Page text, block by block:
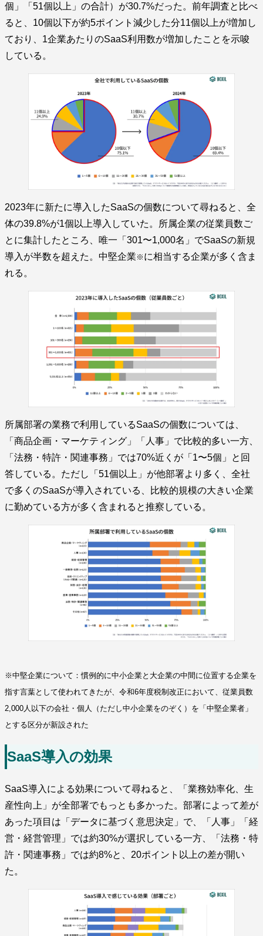
個」「51個以上」の合計）が30.7%だった。前年調査と比べ
ると、10個以下が約5ポイント減少した分11個以上が増加し
ており、1企業あたりのSaaS利用数が増加したことを示唆
している。
2023年に新たに導入したSaaSの個数について尋ねると、全
体の39.8%が1個以上導入していた。所属企業の従業員数ご
とに集計したところ、唯一「301〜1,000名」でSaaSの新規
導入が半数を超えた。中堅企業 ※ に相当する企業が多く含ま
れる。
所属部署の業務で利用しているSaaSの個数については、
「商品企画・マーケティング」「人事」で比較的多い一方、
「法務・特許・関連事務」では70%近くが「1〜5個」と回
答している。ただし「51個以上」が他部署より多く、全社
で多くのSaaSが導入されている、比較的規模の大きい企業
に勤めている方が多く含まれると推察している。
※中堅企業について：慣例的に中小企業と大企業の中間に位置する企業を
指す言葉として使われてきたが、令和6年度税制改正において、従業員数
2,000人以下の会社・個人（ただし中小企業をのぞく）を「中堅企業者」
とする区分が新設された
SaaS導入の効果
SaaS導入による効果について尋ねると、「業務効率化、生
産性向上」が全部署でもっとも多かった。部署によって差が
あった項目は「データに基づく意思決定」で、「人事」「経
営・経営管理」では約30%が選択している一方、「法務・特
許・関連事務」では約8%と、20ポイント以上の差が開い
た。